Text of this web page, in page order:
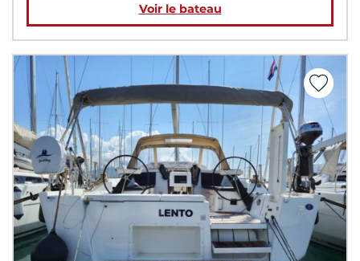
Voir le bateau